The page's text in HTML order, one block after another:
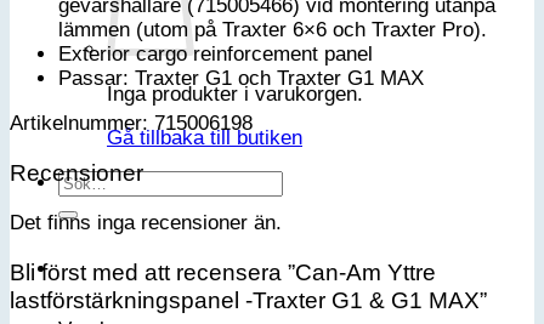
Inga produkter i varukorgen.
Gå tillbaka till butiken
Sök
gevärshållare (715005466) vid montering utanpå
lämmen (utom på Traxter 6×6 och Traxter Pro).
Exterior cargo reinforcement panel
Passar: Traxter G1 och Traxter G1 MAX
Artikelnummer: 715006198
Recensioner
Det finns inga recensioner än.
Bli först med att recensera ”Can-Am Yttre
lastförstärkningspanel -Traxter G1 & G1 MAX”